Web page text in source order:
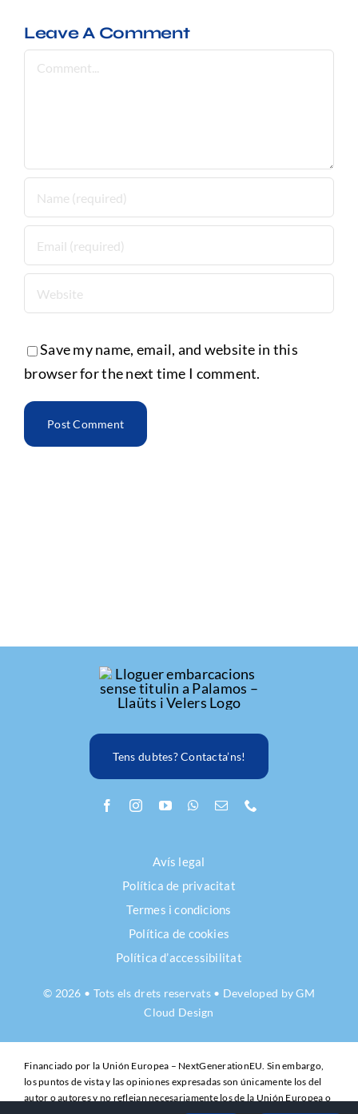
Leave A Comment
Comment
Save my name, email, and website in this
browser for the next time I comment.
Tens dubtes? Contacta’ns!
Avís legal
Política de privacitat
Termes i condicions
Política de cookies
Política d’accessibilitat
© 2026 • Tots els drets reservats • Developed byGM
Cloud Design
Financiado por la Unión Europea – NextGenerationEU. Sin embargo,
los puntos de vista y las opiniones expresadas son únicamente los del
autor o autores y no reflejan necesariamente los de la Unión Europea o